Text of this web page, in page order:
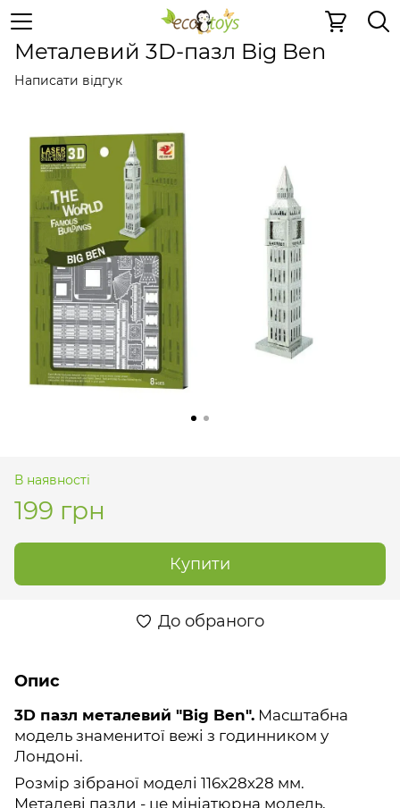
Металеві 3D пазли Металеві 3D
Металевий 3D-пазл Big Ben
Написати відгук
В наявності
199 грн
Купити
До обраного
Опис
3D пазл металевий "Big Ben". Масштабна
модель знаменитої вежі з годинником у
Лондоні.
Розмір зібраної моделі 116х28х28 мм.
Металеві пазли - це мініатюрна модель,